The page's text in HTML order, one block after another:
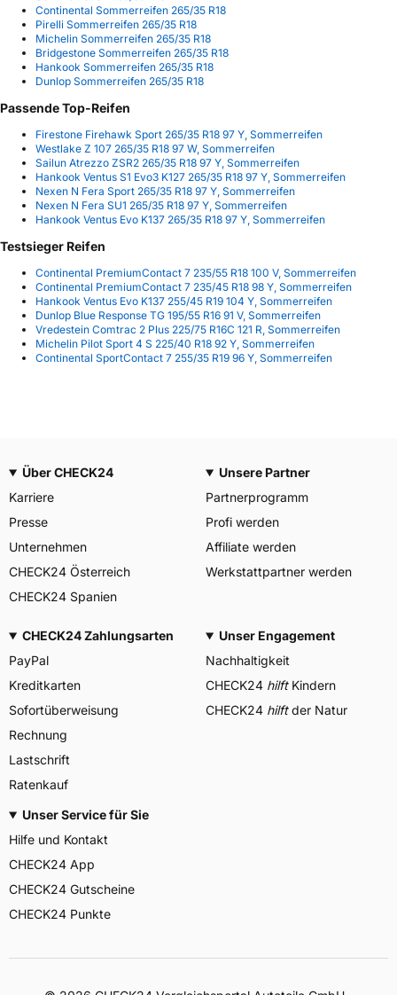
Continental Sommerreifen 265/35 R18
Pirelli Sommerreifen 265/35 R18
Michelin Sommerreifen 265/35 R18
Bridgestone Sommerreifen 265/35 R18
Hankook Sommerreifen 265/35 R18
Dunlop Sommerreifen 265/35 R18
Passende Top-Reifen
Firestone Firehawk Sport 265/35 R18 97 Y, Sommerreifen
Westlake Z 107 265/35 R18 97 W, Sommerreifen
Sailun Atrezzo ZSR2 265/35 R18 97 Y, Sommerreifen
Hankook Ventus S1 Evo3 K127 265/35 R18 97 Y, Sommerreifen
Nexen N Fera Sport 265/35 R18 97 Y, Sommerreifen
Nexen N Fera SU1 265/35 R18 97 Y, Sommerreifen
Hankook Ventus Evo K137 265/35 R18 97 Y, Sommerreifen
Testsieger Reifen
Continental PremiumContact 7 235/55 R18 100 V, Sommerreifen
Continental PremiumContact 7 235/45 R18 98 Y, Sommerreifen
Hankook Ventus Evo K137 255/45 R19 104 Y, Sommerreifen
Dunlop Blue Response TG 195/55 R16 91 V, Sommerreifen
Vredestein Comtrac 2 Plus 225/75 R16C 121 R, Sommerreifen
Michelin Pilot Sport 4 S 225/40 R18 92 Y, Sommerreifen
Continental SportContact 7 255/35 R19 96 Y, Sommerreifen
Über CHECK24
Karriere
Presse
Unternehmen
CHECK24 Österreich
CHECK24 Spanien
Unsere Partner
Partnerprogramm
Profi werden
Affiliate werden
Werkstattpartner werden
CHECK24 Zahlungsarten
PayPal
Kreditkarten
Sofortüberweisung
Rechnung
Lastschrift
Ratenkauf
Unser Engagement
Nachhaltigkeit
CHECK24 hilftKindern
CHECK24 hilftder Natur
Unser Service für Sie
Hilfe und Kontakt
CHECK24 App
CHECK24 Gutscheine
CHECK24 Punkte